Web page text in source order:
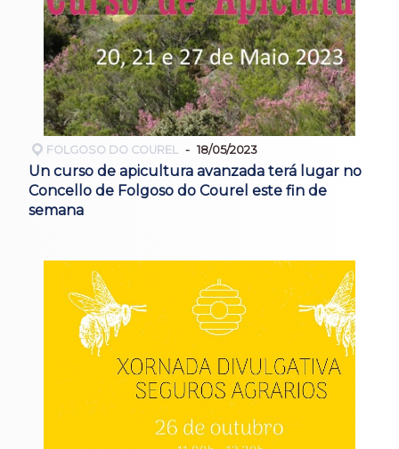
FOLGOSO DO COUREL 18/05/2023
Un curso de apicultura avanzada terá lugar no
Concello de Folgoso do Courel este fin de
semana